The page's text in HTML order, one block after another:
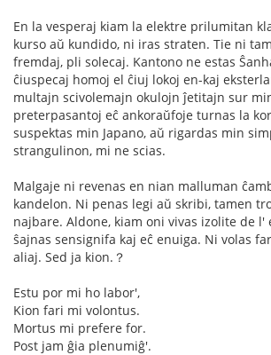
En la vesperaj kiam la elektre prilumitan
kurso aŭ kundido, ni iras straten. Tie ni
fremdaj, pli solecaj. Kantono ne estas
ĉiuspecaj homoj el ĉiuj lokoj en-kaj
multajn scivolemajn okulojn ĵetitajn sur
preterpasantoj eĉ ankoraŭfoje turnas la
suspektas min Japano, aŭ rigardas min
strangulinon, mi ne scias.
Malgaje ni revenas en nian malluman
kandelon. Ni penas legi aŭ skribi, tamen
najbare. Aldone, kiam oni vivas izolite de l'
ŝajnas sensignifa kaj eĉ enuiga. Ni volas
aliaj. Sed ja kion.？
Estu por mi ho labor',
Kion fari mi volontus.
Mortus mi prefere for.
Post jam ĝia plenumiĝ'.